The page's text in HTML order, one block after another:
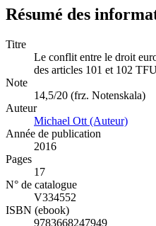
Résumé des
Titre
Le conflit entre le droit
des articles 101 et 102
Note
14,5/20 (frz. Notenskala)
Auteur
Michael Ott (Auteur)
Année de publication
2016
Pages
17
N° de catalogue
V334552
ISBN (ebook)
9783668247949